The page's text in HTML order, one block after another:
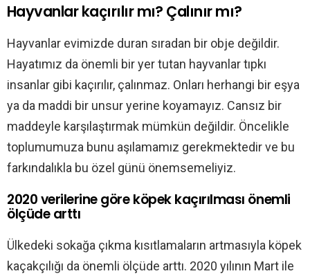
Hayvanlar kaçırılır mı? Çalınır mı?
Hayvanlar evimizde duran sıradan bir obje değildir.
Hayatımız da önemli bir yer tutan hayvanlar tıpkı
insanlar gibi kaçırılır, çalınmaz. Onları herhangi bir eşya
ya da maddi bir unsur yerine koyamayız. Cansız bir
maddeyle karşılaştırmak mümkün değildir. Öncelikle
toplumumuza bunu aşılamamız gerekmektedir ve bu
farkındalıkla bu özel günü önemsemeliyiz.
2020 verilerine göre köpek kaçırılması önemli
ölçüde arttı
Ülkedeki sokağa çıkma kısıtlamaların artmasıyla köpek
kaçakçılığı da önemli ölçüde arttı. 2020 yılının Mart ile